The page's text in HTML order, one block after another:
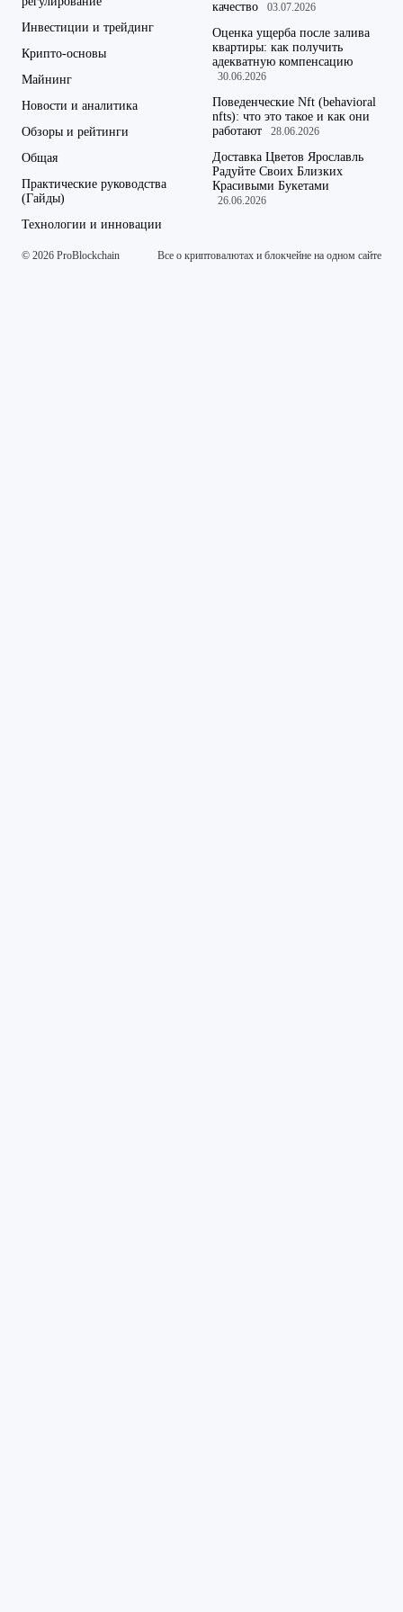
Инвестиции и трейдинг
Крипто-основы
Майнинг
Новости и аналитика
Обзоры и рейтинги
Общая
Практические руководства
(Гайды)
Технологии и инновации
качество 03.07.2026
Оценка ущерба после залива
квартиры: как получить
адекватную компенсацию
30.06.2026
Поведенческие Nft (behavioral
nfts): что это такое и как они
работают
28.06.2026
Доставка Цветов Ярославль
Радуйте Своих Близких
Красивыми Букетами
26.06.2026
© 2026 ProBlockchain Все о криптовалютах и блокчейне на одном сайте